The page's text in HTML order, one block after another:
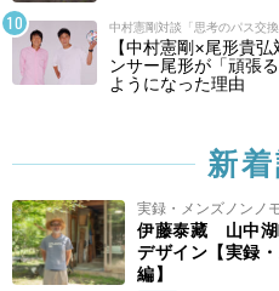
中村憲剛対談「思考のパス交換
【中村憲剛×尾形貴
ンサー尾形が「頑張
ようになった理由
新
実録・メンズノンノ
伊藤泰藏 山中湖
デザイン【実録
編】